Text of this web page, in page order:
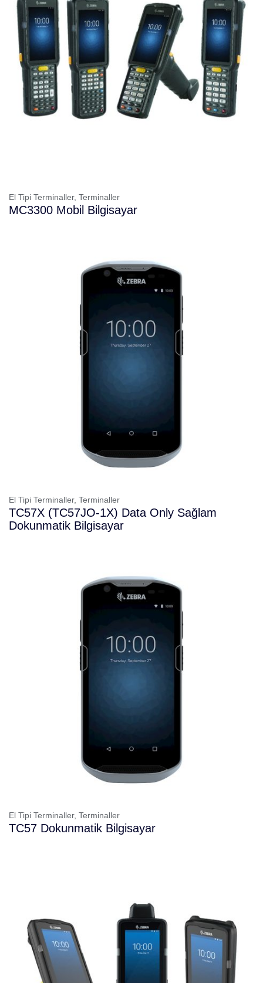
El Tipi Terminaller, Terminaller
MC3300 Mobil Bilgisayar
El Tipi Terminaller, Terminaller
TC57X (TC57JO-1X) Data Only Sağlam
Dokunmatik Bilgisayar
El Tipi Terminaller, Terminaller
TC57 Dokunmatik Bilgisayar